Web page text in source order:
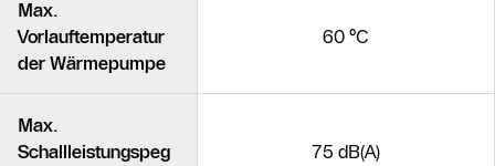
Max.
Vorlauftemperatur
der Wärmepumpe
60 °C
Max.
Schallleistungspeg
75 dB(A)